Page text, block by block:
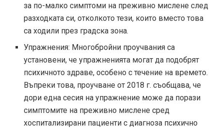
за по-малко симптоми на преживно мислене след
разходката си, отколкото тези, които вместо това
са ходили през градска зона.
Упражнения: Многобройни проучвания са
установени, че упражненията могат да подобрят
психичното здраве, особено с течение на времето.
Въпреки това, проучване от 2018 г. съобщава, че
дори една сесия на упражнение може да порази
симптомите на преживно мислене сред
хоспитализирани пациенти с диагноза психично